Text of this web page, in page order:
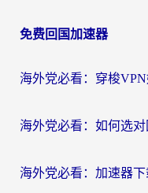
导
免费回国加速器